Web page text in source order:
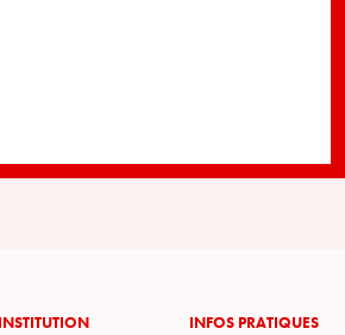
INFOS PRATIQUES